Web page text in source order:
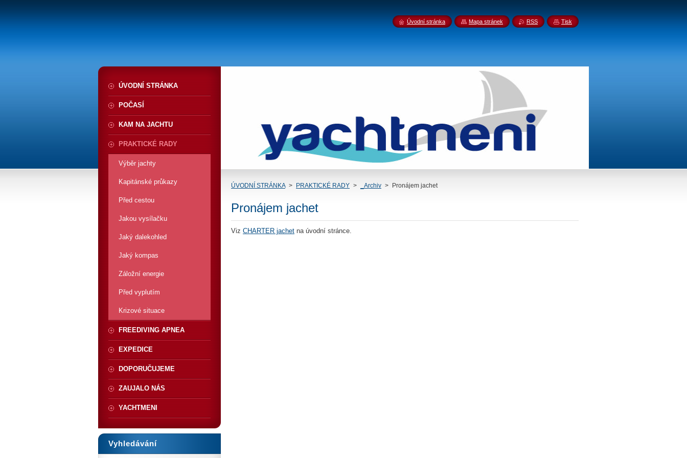
ÚVODNÍ STRÁNKA > PRAKTICKÉ RADY > _Archiv > Pronájem jachet
Pronájem jachet
Viz CHARTER jachet na úvodní stránce.
ÚVODNÍ STRÁNKA
POČASÍ
KAM NA JACHTU
PRAKTICKÉ RADY
Výběr jachty
Kapitánské průkazy
Před cestou
Jakou vysílačku
Jaký dalekohled
Jaký kompas
Záložní energie
Před vyplutím
Krizové situace
FREEDIVING APNEA
EXPEDICE
DOPORUČUJEME
ZAUJALO NÁS
YACHTMENI
Vyhledávání
Úvodní stránka Mapa stránek RSS Tisk